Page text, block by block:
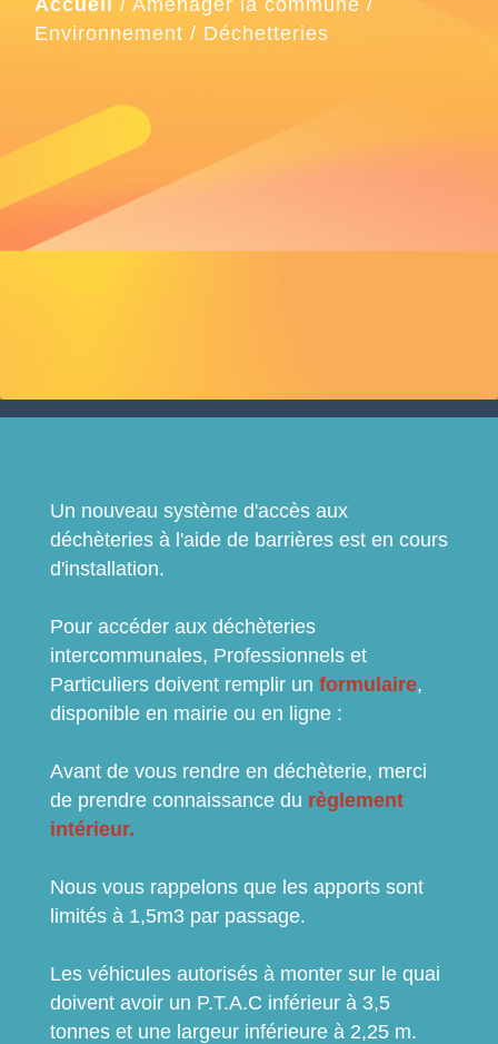
Accueil / Aménager la commune /
Environnement / Déchetteries
Un nouveau système d'accès aux
déchèteries à l'aide de barrières est en cours
d'installation.
Pour accéder aux déchèteries
intercommunales, Professionnels et
Particuliers doivent remplir un formulaire,
disponible en mairie ou en ligne :
Avant de vous rendre en déchèterie, merci
de prendre connaissance du règlement
intérieur.
Nous vous rappelons que les apports sont
limités à 1,5m3 par passage.
Les véhicules autorisés à monter sur le quai
doivent avoir un P.T.A.C inférieur à 3,5
tonnes et une largeur inférieure à 2,25 m.